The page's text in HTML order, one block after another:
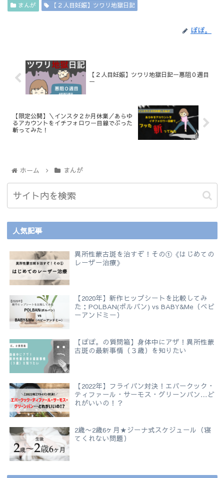
まんが 【２人目妊娠】ツワリ地獄日記
ぽぽ。
【２人目妊娠】ツワリ地獄日記ー悪阻０週目
ー
【限定公開】＼インスタ２か月休業／あらゆ
るアカウントをイチフォロワー目線でぶった
斬ってみた！
ホーム まんが
人気記事
異所性蒙古斑を治すぞ！その①《はじめての
レーザー治療》
【2020年】新作ヒップシートを比較してみ
た：POLBAN(ポルバン) vs BABY&Me（ベビ
ーアンドミー）
【ぽぽ。の質問箱】身体中にアザ！異所性蒙
古斑の最新事情（３歳）を知りたい
【2022年】フライパン対決！エバークック・
ティファール・サーモス・グリーンパン…ど
れがいいの！？
2歳〜2歳6ヶ月★ジーナ式スケジュール（寝
てくれない問題）